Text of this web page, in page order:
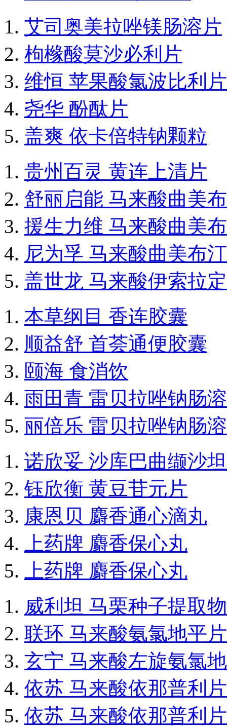
艾司奥美拉唑镁肠溶片
枸橼酸莫沙必利片
维恒 苹果酸氯波比利片
尧华 酚酞片
盖爽 依卡倍特钠颗粒
贵州百灵 黄连上清片
舒丽启能 马来酸曲美
援生力维 马来酸曲美
尼为孚 马来酸曲美布
盖世龙 马来酸伊索拉
本草纲目 香连胶囊
顺益舒 首荟通便胶囊
颐海 食消饮
雨田青 雷贝拉唑钠肠
丽倍乐 雷贝拉唑钠肠
诺欣妥 沙库巴曲缬沙
钰欣衡 黄豆苷元片
康恩贝 麝香通心滴丸
上药牌 麝香保心丸
上药牌 麝香保心丸
威利坦 马栗种子提取
联环 马来酸氨氯地平片
玄宁 马来酸左旋氨氯
依苏 马来酸依那普利片
依苏 马来酸依那普利片